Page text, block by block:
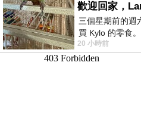
歡迎回家，
三個星期前的週
買 Kylo 的零食
顧都會去看一下
20 小時前